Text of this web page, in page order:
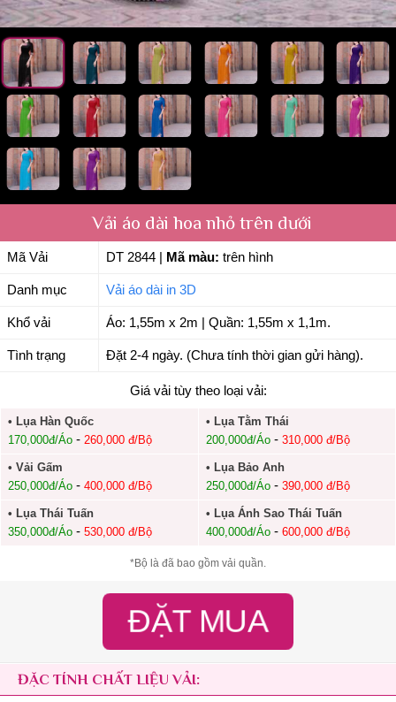
Vải áo dài hoa nhỏ trên dưới
Mã Vải DT 2844 Mã màu: trên hình
Danh mục Vải áo dài in 3D
Khổ vải Áo: 1,55m x 2m | Quần: 1,55m x 1,1m.
Tình trạng Đặt 2-4 ngày. (Chưa tính thời gian gửi hàng).
Giá vải tùy theo loại vải:
• Lụa Hàn Quốc
170,000đ/Áo - 260,000 đ/Bộ
• Lụa Tằm Thái
200,000đ/Áo- 310,000 đ/Bộ
• Vải Gấm
250,000đ/Áo - 400,000 đ/Bộ
• Lụa Bảo Anh
250,000đ/Áo- 390,000 đ/Bộ
• Lụa Thái Tuấn
350,000đ/Áo - 530,000 đ/Bộ
• Lụa Ánh Sao Thái Tuấn
400,000đ/Áo- 600,000 đ/Bộ
*Bộ là đã bao gồm vải quần.
ĐẶT MUA
ĐẶC TÍNH CHẤT LIỆU VẢI: